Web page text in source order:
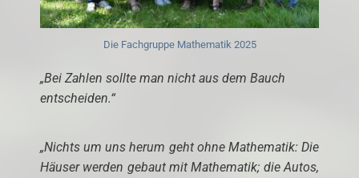
Die Fachgruppe Mathematik 2025
„Bei Zahlen sollte man nicht aus dem Bauch
entscheiden.“
„Nichts um uns herum geht ohne Mathematik: Die
Häuser werden gebaut mit Mathematik; die Autos,